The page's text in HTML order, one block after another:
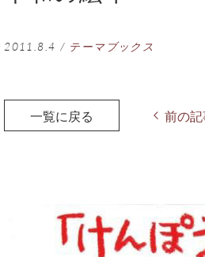
2011.8.4 / テーマブックス
一覧に戻る 前の